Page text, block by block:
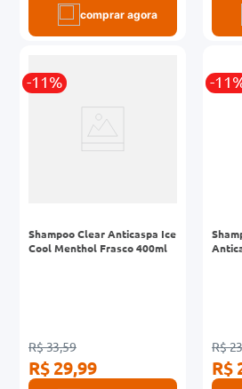
comprar agora
-11%
Shampoo Clear Anticaspa Ice
Cool Menthol Frasco 400ml
R$ 33,59
R$ 29,99
-
R$
R$